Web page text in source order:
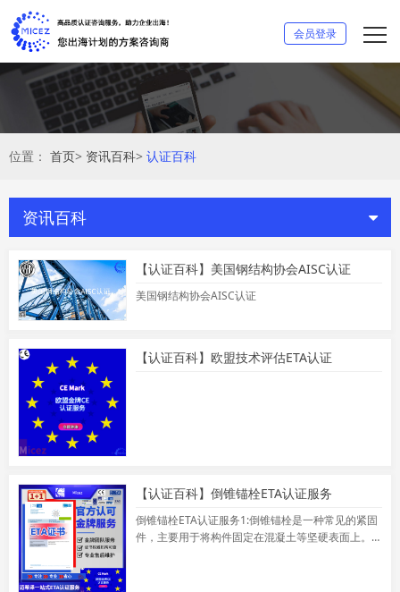
会员登录
位置： 首页> 资讯百科> 认证百科
资讯百科
【认证百科】美国钢结构协会AISC认证
美国钢结构协会AISC认证
【认证百科】欧盟技术评估ETA认证
【认证百科】倒锥锚栓ETA认证服务
倒锥锚栓ETA认证服务1:倒锥锚栓是一种常见的紧固
件，主要用于将构件固定在混凝土等坚硬表面上。